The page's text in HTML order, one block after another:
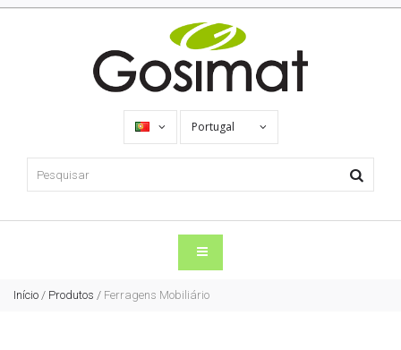
Portugal
Início / Produtos / Ferragens Mobiliário